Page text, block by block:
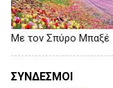
Με τον Σπύρο Μπαξέ
ΣΥΝΔΕΣΜΟΙ